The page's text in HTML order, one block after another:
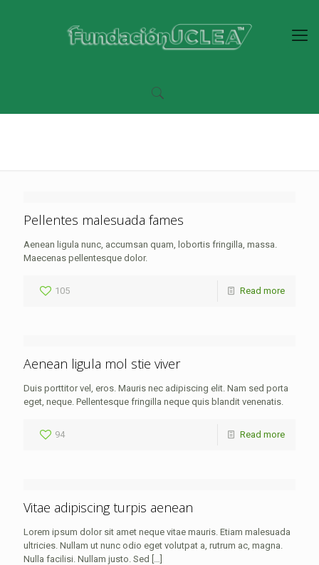
Pellentes malesuada fames
Aenean ligula nunc, accumsan quam, lobortis fringilla, massa.
Maecenas pellentesque dolor.
105 Read more
Aenean ligula mol stie viver
Duis porttitor vel, eros. Mauris nec adipiscing elit. Nam sed porta
eget, neque. Pellentesque fringilla neque quis blandit venenatis.
94 Read more
Vitae adipiscing turpis aenean
Lorem ipsum dolor sit amet neque vitae mauris. Etiam malesuada
ultricies. Nullam ut nunc odio eget volutpat a, rutrum ac, magna.
Nulla facilisi. Nullam justo. Sed […]